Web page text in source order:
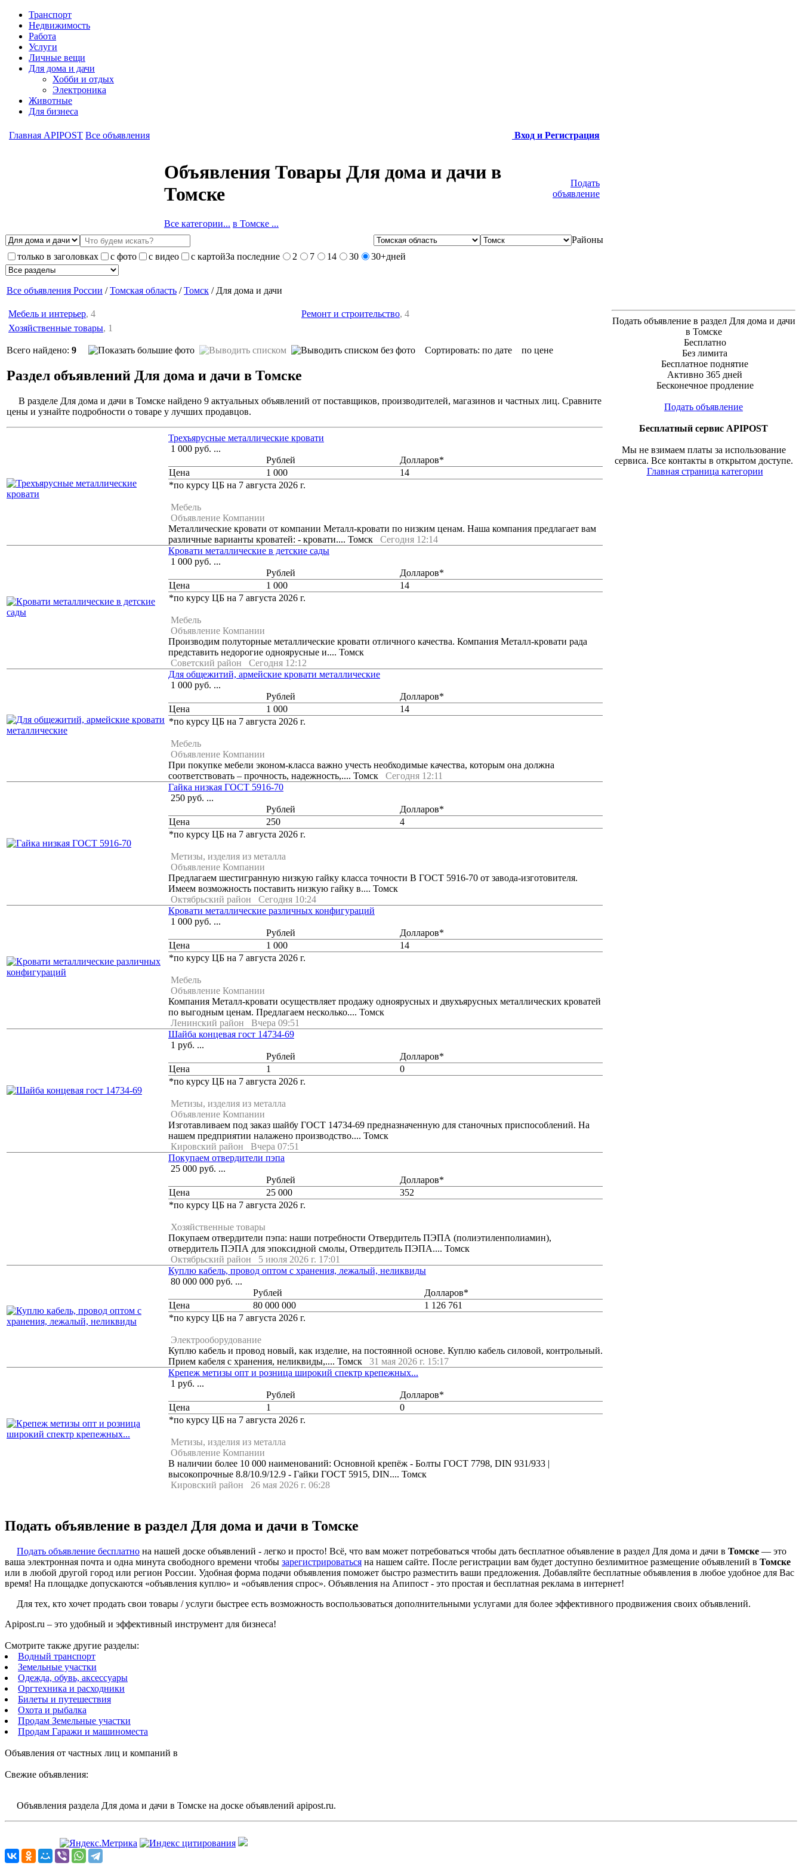
Транспорт
Недвижимость
Работа
Услуги
Личные вещи
Для дома и дачи
Хобби и отдых
Электроника
Животные
Для бизнеса
Главная APIPOST Все объявления Вход и Регистрация
Объявления Товары Для дома и дачи в
Томске
Все категории... в Томске ...
Подать
объявление
Районы
только в заголовках
с фото с видео с картойЗа последние 2 7 14 30 30+дней
Все объявления России /Томская область /Томск / Для дома и дачи
Мебель и интерьер, 4 Ремонт и строительство, 4
Хозяйственные товары, 1
Всего найдено: 9 Сортировать: по дате по цене
Раздел объявлений Для дома и дачи в Томске
В разделе Для дома и дачи в Томске найдено 9 актуальных объявлений от поставщиков, производителей, магазинов и частных лиц. Сравните
цены и узнайте подробности о товаре у лучших продавцов.
Трехъярусные металлические кровати
1 000 руб. ...
Рублей
Долларов*
Цена
1 000
14
*по курсу ЦБ на 7 августа 2026 г.
Мебель
Объявление Компании
Металлические кровати от компании Металл-кровати по низким ценам. Наша компания предлагает вам
различные варианты кроватей: - кровати.... Томск
Сегодня 12:14
Кровати металлические в детские сады
1 000 руб. ...
Рублей
Долларов*
Цена
1 000
14
*по курсу ЦБ на 7 августа 2026 г.
Мебель
Объявление Компании
Производим полуторные металлические кровати отличного качества. Компания Металл-кровати рада
представить недорогие одноярусные и.... Томск
Советский район
Сегодня 12:12
Для общежитий, армейские кровати металлические
1 000 руб. ...
Рублей
Долларов*
Цена
1 000
14
*по курсу ЦБ на 7 августа 2026 г.
Мебель
Объявление Компании
При покупке мебели эконом-класса важно учесть необходимые качества, которым она должна
соответствовать – прочность, надежность,.... Томск
Сегодня 12:11
Гайка низкая ГОСТ 5916-70
250 руб. ...
Рублей
Долларов*
Цена
250
4
*по курсу ЦБ на 7 августа 2026 г.
Метизы, изделия из металла
Объявление Компании
Предлагаем шестигранную низкую гайку класса точности В ГОСТ 5916-70 от завода-изготовителя.
Имеем возможность поставить низкую гайку в.... Томск
Октябрьский район
Сегодня 10:24
Кровати металлические различных конфигураций
1 000 руб. ...
Рублей
Долларов*
Цена
1 000
14
*по курсу ЦБ на 7 августа 2026 г.
Мебель
Объявление Компании
Компания Металл-кровати осуществляет продажу одноярусных и двухъярусных металлических кроватей
по выгодным ценам. Предлагаем несколько.... Томск
Ленинский район
Вчера 09:51
Шайба концевая гост 14734-69
1 руб. ...
Рублей
Долларов*
Цена
1
0
*по курсу ЦБ на 7 августа 2026 г.
Метизы, изделия из металла
Объявление Компании
Изготавливаем под заказ шайбу ГОСТ 14734-69 предназначенную для станочных приспособлений. На
нашем предприятии налажено производство.... Томск
Кировский район
Вчера 07:51
Покупаем отвердители пэпа
25 000 руб. ...
Рублей
Долларов*
Цена
25 000
352
*по курсу ЦБ на 7 августа 2026 г.
Хозяйственные товары
Покупаем отвердители пэпа: наши потребности Отвердитель ПЭПА (полиэтиленполиамин),
отвердитель ПЭПА для эпоксидной смолы, Отвердитель ПЭПА.... Томск
Октябрьский район
5 июля 2026 г. 17:01
Куплю кабель, провод оптом с хранения, лежалый, неликвиды
80 000 000 руб. ...
Рублей
Долларов*
Цена
80 000 000
1 126 761
*по курсу ЦБ на 7 августа 2026 г.
Электрооборудование
Куплю кабель и провод новый, как изделие, на постоянной основе. Куплю кабель силовой, контрольный.
Прием кабеля с хранения, неликвиды,.... Томск
31 мая 2026 г. 15:17
Крепеж метизы опт и розница широкий спектр крепежных...
1 руб. ...
Рублей
Долларов*
Цена
1
0
*по курсу ЦБ на 7 августа 2026 г.
Метизы, изделия из металла
Объявление Компании
В наличии более 10 000 наименований: Основной крепёж - Болты ГОСТ 7798, DIN 931/933 |
высокопрочные 8.8/10.9/12.9 - Гайки ГОСТ 5915, DIN.... Томск
Кировский район
26 мая 2026 г. 06:28
Подать объявление в раздел Для дома и дачи
в Томске
Бесплатно
Без лимита
Бесплатное поднятие
Активно 365 дней
Бесконечное продление
Подать объявление
Бесплатный сервис APIPOST
Мы не взимаем платы за использование
сервиса. Все контакты в открытом доступе.
Главная страница категории
Подать объявление в раздел Для дома и дачи в Томске
Подать объявление бесплатно на нашей доске объявлений - легко и просто! Всё, что вам может потребоваться чтобы дать бесплатное объявление в раздел Для дома и дачи в Томске — это
ваша электронная почта и одна минута свободного времени чтобы зарегистрироваться на нашем сайте. После регистрации вам будет доступно безлимитное размещение объявлений в Томске
или в любой другой город или регион России. Удобная форма подачи объявления поможет быстро разместить ваши предложения. Добавляйте бесплатные объявления в любое удобное для Вас
время! На площадке допускаются «объявления куплю» и «объявления спрос». Объявления на Апипост - это простая и бесплатная реклама в интернет!
Для тех, кто хочет продать свои товары / услуги быстрее есть возможность воспользоваться дополнительными услугами для более эффективного продвижения своих объявлений.
Apipost.ru – это удобный и эффективный инструмент для бизнеса!
Смотрите также другие разделы:
Водный транспорт
Земельные участки
Одежда, обувь, аксессуары
Оргтехника и расходники
Билеты и путешествия
Охота и рыбалка
Продам Земельные участки
Продам Гаражи и машиноместа
Объявления от частных лиц и компаний в
Свежие объявления:
Объявления раздела Для дома и дачи в Томске на доске объявлений apipost.ru.